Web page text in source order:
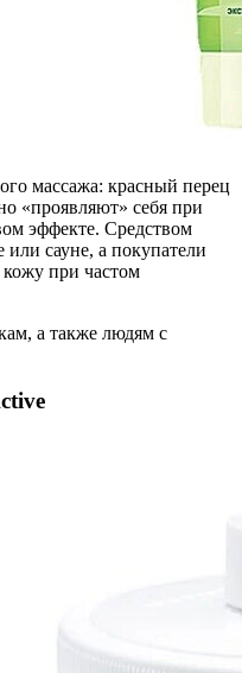
массажа: красный перец
«проявляют» себя при
эффекте. Средством
или сауне, а покупатели
кожу при частом
а также людям с